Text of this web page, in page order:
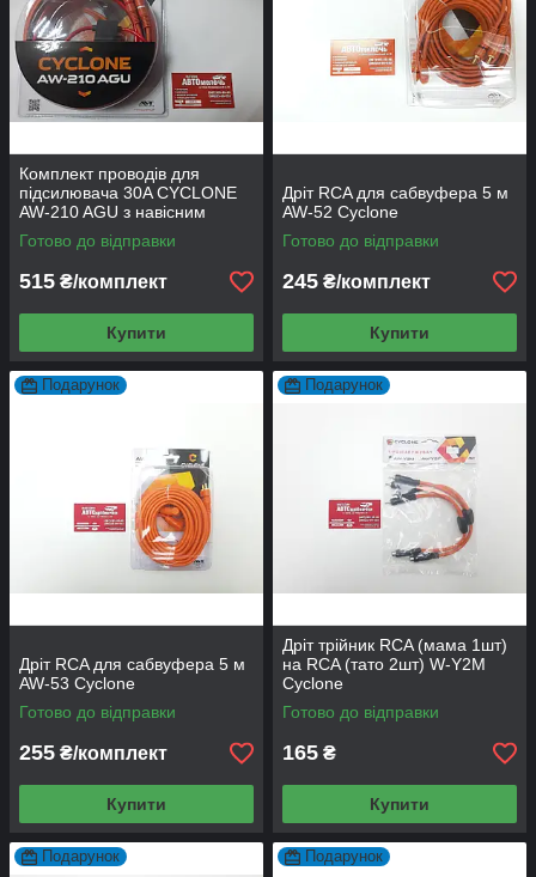
Комплект проводів для
підсилювача 30A CYCLONE
AW-210 AGU з навісним
корпусом
Готово до відправки
515 ₴/комплект
Купити
Дріт RCA для сабвуфера 5 м
AW-52 Cyclone
Готово до відправки
245 ₴/комплект
Купити
Подарунок
Дріт RCA для сабвуфера 5 м
AW-53 Cyclone
Готово до відправки
255 ₴/комплект
Купити
Подарунок
Дріт трійник RCA (мама 1шт)
на RCA (тато 2шт) W-Y2M
Cyclone
Готово до відправки
165 ₴
Купити
Подарунок Подарунок